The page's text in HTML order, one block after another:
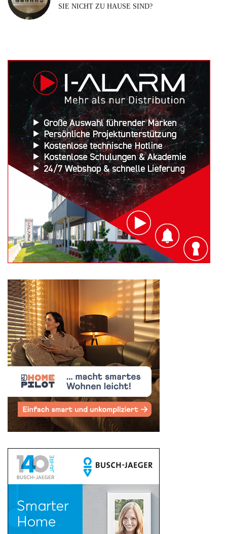
SIE NICHT ZU HAUSE SIND?